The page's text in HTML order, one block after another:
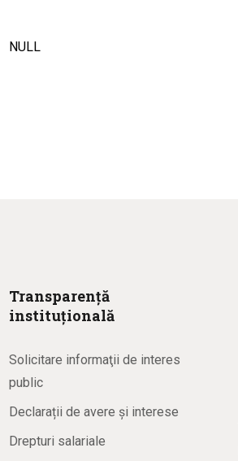
NULL
Transparență
instituțională
Solicitare informaţii de interes
public
Declarații de avere și interese
Drepturi salariale